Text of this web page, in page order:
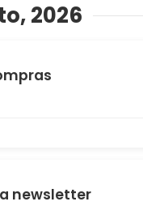
2026
newsletter